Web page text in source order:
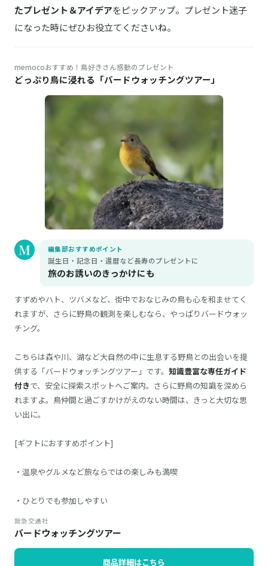
たプレゼント＆アイデアをピックアップ。プレゼント迷子
になった時にぜひお役立てくださいね。
memocoおすすめ！鳥好きさん感動のプレゼント
どっぷり鳥に浸れる「バードウォッチングツアー」
編集部おすすめポイント
誕生日・記念日・還暦など長寿のプレゼントに
旅のお誘いのきっかけにも
すずめやハト、ツバメなど、街中でおなじみの鳥も心を和ませてく
れますが、さらに野鳥の観測を楽しむなら、やっぱりバードウォッ
チング。
こちらは森や川、湖など大自然の中に生息する野鳥との出会いを提
供する「バードウォッチングツアー」です。 知識豊富な専任ガイド
付きで、安全に探索スポットへご案内。さらに野鳥の知識を深めら
れますよ。鳥仲間と過ごすかけがえのない時間は、きっと大切な思
い出に。
[ギフトにおすすめポイント]
・温泉やグルメなど旅ならではの楽しみも満喫
・ひとりでも参加しやすい
阪急交通社
バードウォッチングツアー
商品詳細はこちら